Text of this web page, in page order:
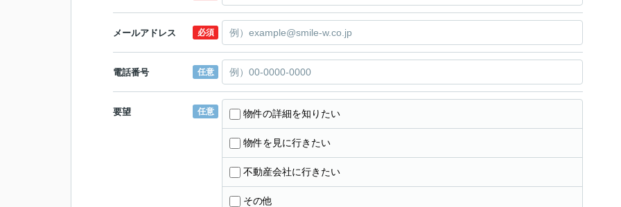
メールアドレス 必須
電話番号 任意
要望 任意 物件の詳細を知りたい
物件を見に行きたい
不動産会社に行きたい
その他